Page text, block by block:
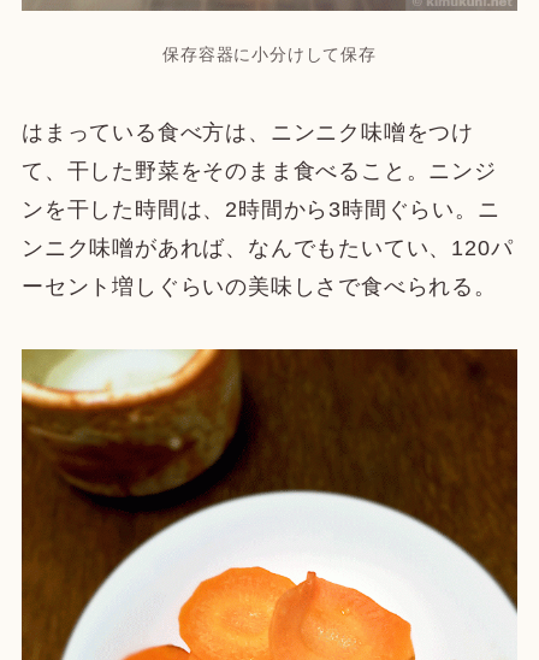
保存容器に小分けして保存
はまっている食べ方は、ニンニク味噌をつけ
て、干した野菜をそのまま食べること。ニンジ
ンを干した時間は、2時間から3時間ぐらい。ニ
ンニク味噌があれば、なんでもたいてい、120パ
ーセント増しぐらいの美味しさで食べられる。